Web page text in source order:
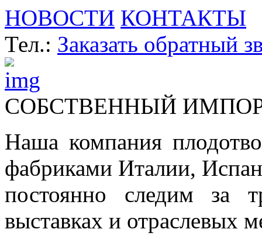
НОВОСТИ КОНТАКТЫ
Тел.: Заказать обратный
СОБСТВЕННЫЙ
Наша компания
фабриками Италии,
постоянно следим за
выставках и отраслевых